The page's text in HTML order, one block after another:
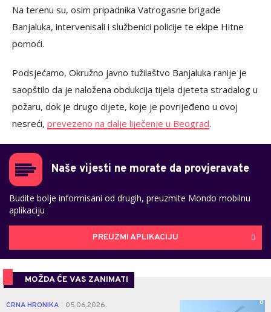
Na terenu su, osim pripadnika Vatrogasne brigade
Banjaluka, intervenisali i službenici policije te ekipe Hitne
pomoći.
Podsjećamo, Okružno javno tužilaštvo Banjaluka ranije je
saopštilo da je naložena obdukcija tijela djeteta stradalog u
požaru, dok je drugo dijete, koje je povrijeđeno u ovoj
nesreći, prevezeno na dalje liječenje u Beograd.
Naše vijesti ne morate da provjeravate
Budite bolje informisani od drugih, preuzmite Mondo mobilnu
aplikaciju
PREUZMI APLIKACIJU
MOŽDA ĆE VAS ZANIMATI
CRNA HRONIKA 05.06.2026. 0